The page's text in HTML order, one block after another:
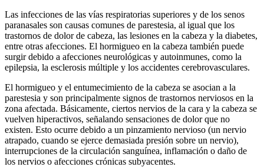
Las infecciones de las vías respiratorias superiores y de los senos
paranasales son causas comunes de parestesia, al igual que los
trastornos de dolor de cabeza, las lesiones en la cabeza y la diabetes,
entre otras afecciones. El hormigueo en la cabeza también puede
surgir debido a afecciones neurológicas y autoinmunes, como la
epilepsia, la esclerosis múltiple y los accidentes cerebrovasculares.
El hormigueo y el entumecimiento de la cabeza se asocian a la
parestesia y son principalmente signos de trastornos nerviosos en la
zona afectada. Básicamente, ciertos nervios de la cara y la cabeza se
vuelven hiperactivos, señalando sensaciones de dolor que no
existen. Esto ocurre debido a un pinzamiento nervioso (un nervio
atrapado, cuando se ejerce demasiada presión sobre un nervio),
interrupciones de la circulación sanguínea, inflamación o daño de
los nervios o afecciones crónicas subyacentes.